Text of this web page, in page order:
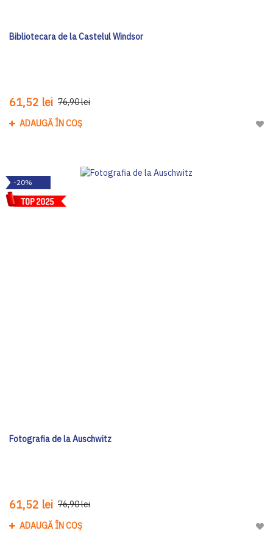
Bibliotecara de la Castelul Windsor
61,52 lei 76,90 lei
ADAUGĂ ÎN COȘ
-20%
Fotografia de la Auschwitz
61,52 lei 76,90 lei
ADAUGĂ ÎN COȘ